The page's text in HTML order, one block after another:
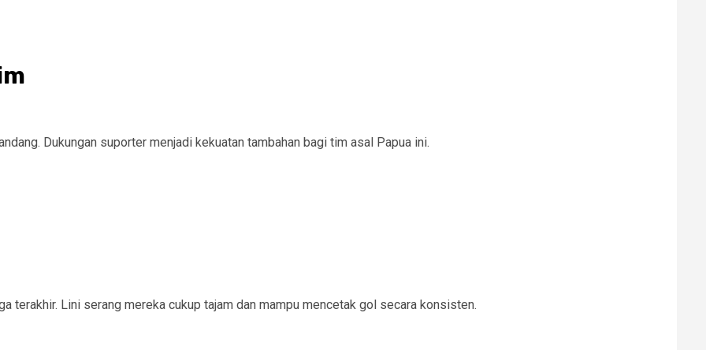
Dukungan suporter menjadi kekuatan tambahan bagi tim asal Papua ini.
terakhir. Lini serang mereka cukup tajam dan mampu mencetak gol secara konsisten.